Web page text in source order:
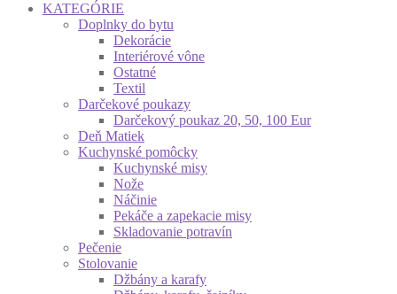
KATEGÓRIE
Doplnky do bytu
Dekorácie
Interiérové vône
Ostatné
Textil
Darčekové poukazy
Darčekový poukaz 20, 50, 100 Eur
Deň Matiek
Kuchynské pomôcky
Kuchynské misy
Nože
Náčinie
Pekáče a zapekacie misy
Skladovanie potravín
Pečenie
Stolovanie
Džbány a karafy